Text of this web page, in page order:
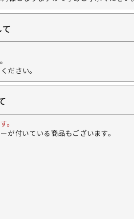
ださい。
。
が付いている商品もございます。